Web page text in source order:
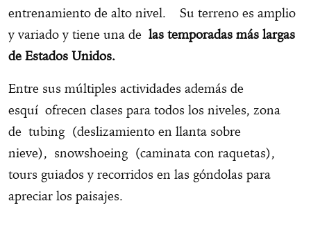
entrenamiento de alto nivel. Su terreno es amplio
y variado y tiene una de las temporadas más largas
de Estados Unidos.
Entre sus múltiples actividades además de
esquí ofrecen clases para todos los niveles, zona
de tubing (deslizamiento en llanta sobre
nieve), snowshoeing (caminata con raquetas),
tours guiados y recorridos en las góndolas para
apreciar los paisajes.